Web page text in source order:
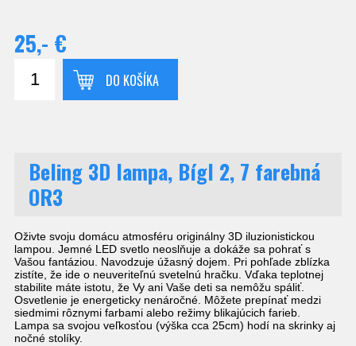
25,- €
DO KOŠÍKA
Beling 3D lampa, Bígl 2, 7 farebná
OR3
Oživte svoju domácu atmosféru originálny 3D iluzionistickou
lampou. Jemné LED svetlo neoslňuje a dokáže sa pohrať s
Vašou fantáziou. Navodzuje úžasný dojem. Pri pohľade zblízka
zistíte, že ide o neuveriteľnú svetelnú hračku. Vďaka teplotnej
stabilite máte istotu, že Vy ani Vaše deti sa nemôžu spáliť.
Osvetlenie je energeticky nenáročné. Môžete prepínať medzi
siedmimi rôznymi farbami alebo režimy blikajúcich farieb.
Lampa sa svojou veľkosťou (výška cca 25cm) hodí na skrinky aj
nočné stolíky.